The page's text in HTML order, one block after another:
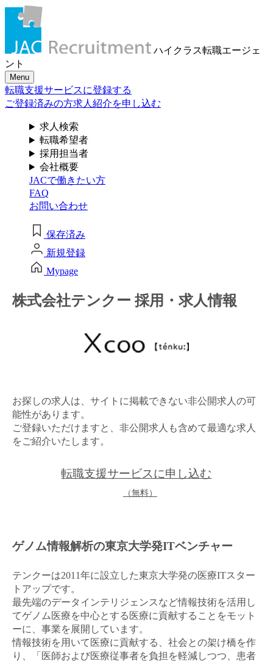
求人検索・転職事例
はじめに、あなたが活かしたい
「ご経験業種」
お選びください
サービス（人材・ホテル・旅行・教育）
商社
流通（EC・運輸・小売）
消費財（食品・アパレル・トイレタリー）
マスコミ（広告・制作）
建設・不動産
金融（銀行・証券・保険・投資）
電気・電機
コンピュータハード・周辺機器
化学
エネルギー・プラント
メディカル（医薬品・CRO・医療機器）
医療・介護・福祉
ハイクラス転職エージェ
ント
Menu
転職支援サービスに登録する
ご登録済みの方求人紹介を申し込む
求人検索
転職希望者
採用担当者
会社概要
JACで働きたい方
FAQ
お問い合わせ
保存済み
新規登録
Mypage
株式会社テンクー 採用・求人情報
お探しの求人は、サイトに掲載できない非公開求人の可
能性があります。
ご登録いただけますと、非公開求人も含めて最適な求人
をご紹介いたします。
転職支援サービスに申し込む
（無料）
ゲノム情報解析の東京大学発ITベンチャー
テンクーは2011年に設立した東京大学発の医療ITスター
トアップです。
最先端のデータインテリジェンスなど情報技術を活用し
てゲノム医療を中心とする医療に貢献することをモット
ーに、事業を展開しています。
情報技術を用いて医療に貢献する、社会との架け橋を作
り、「医師および医療従事者を負担を軽減しつつ、患者
メール認証とは？
メール認証は当社サービスを利用される方が登録された
メールアドレスがご本人のもので受信可能であることを
確認するための仕組みです。 これは主に、なりすまし等
のセキュリティリスク低減や、サポートにおけるお客様
のスムーズな本人認証に役立ちます。お客様が安心して
ジェイ エイ シー リクルートメントをお使いいただくため
個人情報取り扱いおよびサービス利用規約